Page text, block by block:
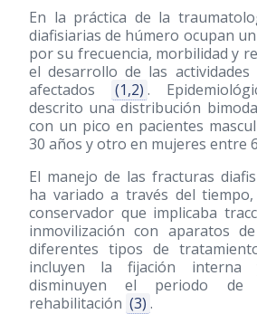
En la práctica de la
diafisiarias de húmero ocupan
por su frecuencia, morbilidad y
el desarrollo de las actividades
afectados
(1,2) .
descrito una distribución
con un pico en pacientes
30 años y otro en mujeres entre
El manejo de las fracturas
ha variado a través del
conservador que implicaba
inmovilización con aparatos
diferentes tipos de
incluyen la fijación interna
disminuyen el periodo de
rehabilitación (3) .